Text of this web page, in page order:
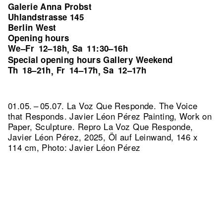
Galerie Anna Probst
Uhlandstrasse 145
Berlin West
Opening hours
We–Fr 12–18h, Sa 11:30–16h
Special opening hours Gallery Weekend
Th 18–21h, Fr 14–17h,Sa 12–17h
01.05. – 05.07. La Voz Que Responde. The Voice
that Responds. Javier Léon Pérez Painting, Work on
Paper, Sculpture. Repro La Voz Que Responde,
Javier Léon Pérez, 2025, Öl auf Leinwand, 146 x
114 cm, Photo: Javier Léon Pérez